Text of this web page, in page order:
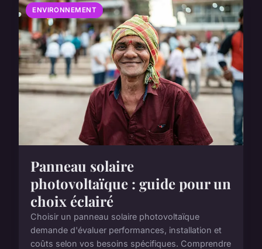
ENVIRONNEMENT
Panneau solaire
photovoltaïque : guide pour un
choix éclairé
Choisir un panneau solaire photovoltaïque
demande d'évaluer performances, installation et
coûts selon vos besoins spécifiques. Comprendre